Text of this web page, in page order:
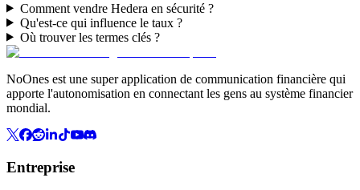
Comment vendre Hedera en sécurité ?
Qu'est-ce qui influence le taux ?
Où trouver les termes clés ?
NoOnes est une super application de communication financière qui
apporte l'autonomisation en connectant les gens au système financier
mondial.
Entreprise